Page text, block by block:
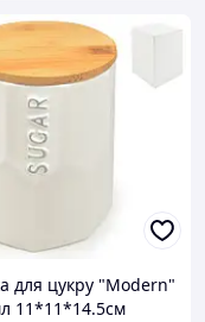
для цукру "Modern"
11*11*14.5см